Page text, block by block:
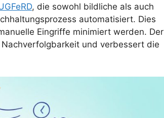
, die sowohl bildliche als auch
automatisiert. Dies
Eingriffe minimiert werden. Der
und verbessert die